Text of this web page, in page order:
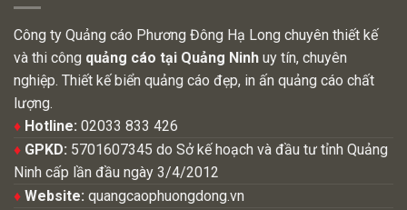
Công ty Quảng cáo Phương Đông Hạ Long chuyên thiết kế
và thi công quảng cáo tại Quảng Ninh uy tín, chuyên
nghiệp. Thiết kế biển quảng cáo đẹp, in ấn quảng cáo chất
lượng.
♦ Hotline: 02033 833 426
♦ GPKD: 5701607345 do Sở kế hoạch và đầu tư tỉnh Quảng
Ninh cấp lần đầu ngày 3/4/2012
♦ Website: quangcaophuongdong.vn